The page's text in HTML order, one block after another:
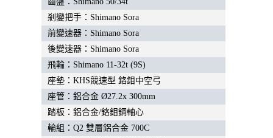
剎變把手：Shimano Sora
前變速器：Shimano Sora
後變速器：Shimano Sora
飛輪：Shimano 11-32t (9S)
座墊：KHS競速型 鉻鉬中空弓
座管：鋁合金 Ø27.2x 300mm
踏板：鋁合金/鉻鉬鋼軸心
輪組：Q2 雙層鋁合金 700C